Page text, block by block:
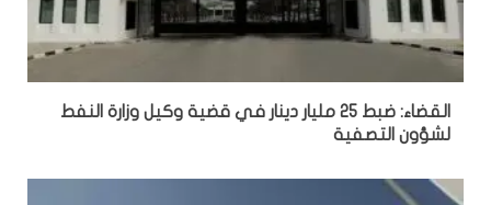
القضاء: ضبط 25 مليار دينار في قضية وكيل وزارة النفط
لشؤون التصفية